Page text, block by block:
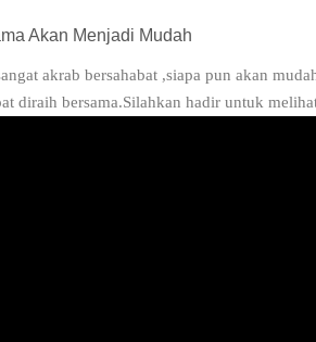
Akan Menjadi Mudah
akrab bersahabat ,siapa pun akan
diraih bersama.Silahkan hadir untuk